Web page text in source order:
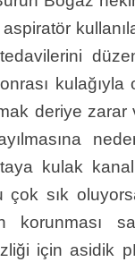
kulağıyla
deriye
kulak
çok sık
korunması
için asidik